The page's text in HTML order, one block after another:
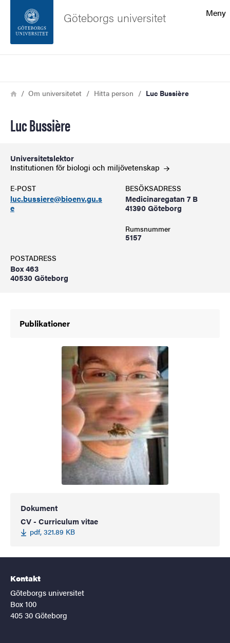
Sidfoten
Meny
Göteborgs universitet
Länkstig
HemOm universitetet Hitta person Luc Bussière
Luc Bussière
Universitetslektor
Institutionen för biologi och miljövetenskap
E-POST
luc.bussiere@bioenv.gu.s
e
BESÖKSADRESS
Medicinaregatan 7 B
41390 Göteborg
Rumsnummer
5157
POSTADRESS
Box 463
40530 Göteborg
Publikationer
Dokument
CV - Curriculum vitae
pdf, 321.89 KB
Kontakt
Göteborgs universitet
Box 100
405 30 Göteborg